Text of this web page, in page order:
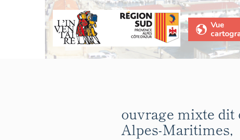
Vue
ouvrage mixte dit
Alpes-Maritimes,